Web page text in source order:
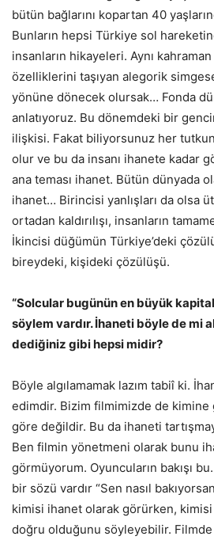
bütün bağlarını kopartan 40
Bunların hepsi Türkiye sol
insanların hikayeleri. Aynı
özelliklerini taşıyan alegorik
yönüne dönecek olursak… Fonda
anlatıyoruz. Bu dönemdeki bir
ilişkisi. Fakat biliyorsunuz her
olur ve bu da insanı ihanete kadar
ana teması ihanet. Bütün dünyada
ihanet… Birincisi yanlışları da olsa
ortadan kaldırılışı, insanların
İkincisi düğümün Türkiye’deki
bireydeki, kişideki çözülüşü.
“Solcular bugünün en büyük
söylem vardır. İhaneti böyle de mi
dediğiniz gibi hepsi midir?
Böyle algılamamak lazım tabiî ki.
edimdir. Bizim filmimizde de
göre değildir. Bu da ihaneti
Ben filmin yönetmeni olarak bunu
görmüyorum. Oyuncuların bakışı bu.
bir sözü vardır “Sen nasıl
kimisi ihanet olarak görürken, kimisi
doğru olduğunu söyleyebilir. Filmde